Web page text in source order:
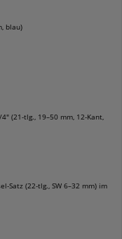
blau)
4" (21-tlg., 19–50 mm, 12-Kant,
Satz (22-tlg., SW 6–32 mm) im